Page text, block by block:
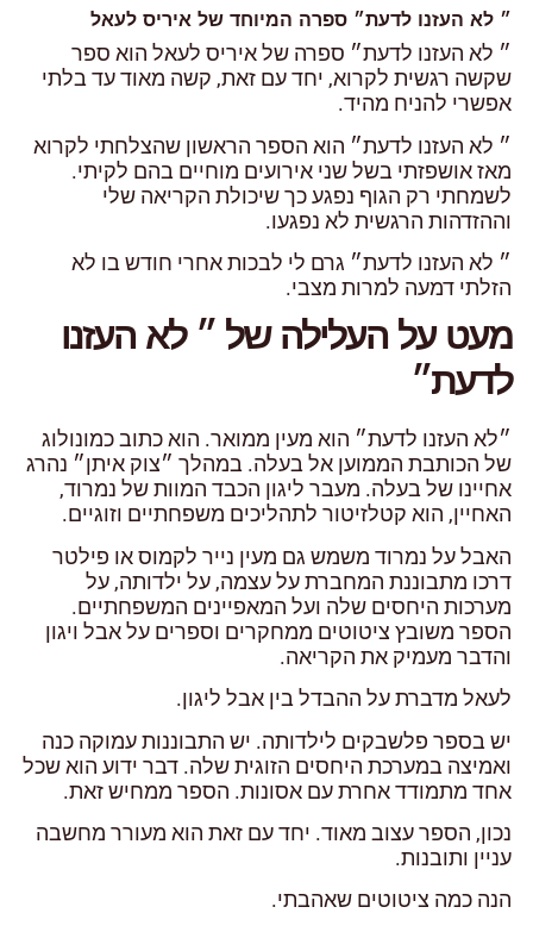
״ לא העזנו לדעת״ ספרה המיוחד של איריס לעאל
״ לא העזנו לדעת״ ספרה של איריס לעאל הוא ספר
שקשה רגשית לקרוא, יחד עם זאת, קשה מאוד עד בלתי
אפשרי להניח מהיד.
״ לא העזנו לדעת״ הוא הספר הראשון שהצלחתי לקרוא
מאז אושפזתי בשל שני אירועים מוחיים בהם לקיתי.
לשמחתי רק הגוף נפגע כך שיכולת הקריאה שלי
וההזדהות הרגשית לא נפגעו.
״ לא העזנו לדעת״ גרם לי לבכות אחרי חודש בו לא
הזלתי דמעה למרות מצבי.
מעט על העלילה של ״ לא העזנו
לדעת״
״לא העזנו לדעת״ הוא מעין ממואר. הוא כתוב כמונולוג
של הכותבת הממוען אל בעלה. במהלך ״צוק איתן״ נהרג
אחיינו של בעלה. מעבר ליגון הכבד המוות של נמרוד,
האחיין, הוא קטלזיטור לתהליכים משפחתיים וזוגיים.
האבל על נמרוד משמש גם מעין נייר לקמוס או פילטר
דרכו מתבוננת המחברת על עצמה, על ילדותה, על
מערכות היחסים שלה ועל המאפיינים המשפחתיים.
הספר משובץ ציטוטים ממחקרים וספרים על אבל ויגון
והדבר מעמיק את הקריאה.
לעאל מדברת על ההבדל בין אבל ליגון.
יש בספר פלשבקים לילדותה. יש התבוננות עמוקה כנה
ואמיצה במערכת היחסים הזוגית שלה. דבר ידוע הוא שכל
אחד מתמודד אחרת עם אסונות. הספר ממחיש זאת.
נכון, הספר עצוב מאוד. יחד עם זאת הוא מעורר מחשבה
עניין ותובנות.
הנה כמה ציטוטים שאהבתי.